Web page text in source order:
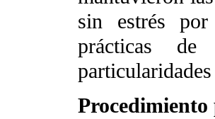
sin estrés
prácticas
Procedimiento